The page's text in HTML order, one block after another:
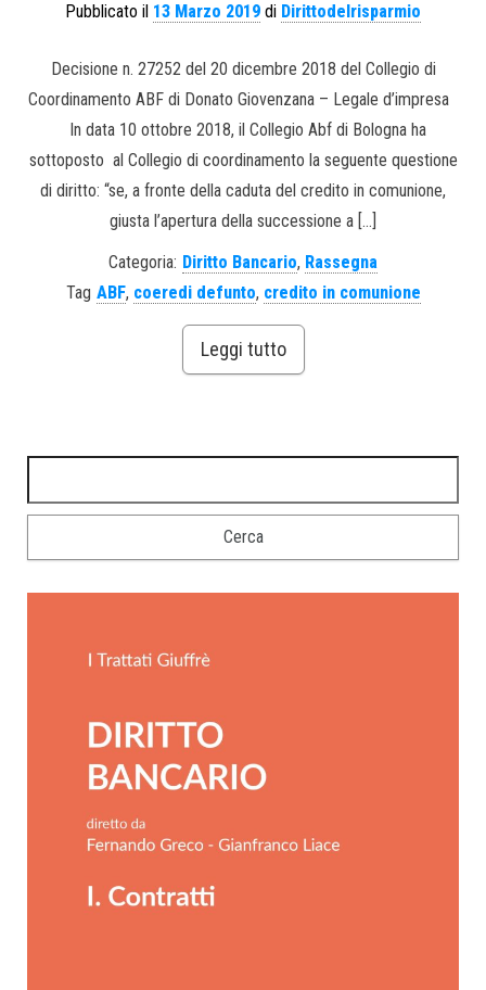
Pubblicato il 13 Marzo 2019 di Dirittodelrisparmio
Decisione n. 27252 del 20 dicembre 2018 del Collegio di
Coordinamento ABF di Donato Giovenzana – Legale d’impresa
In data 10 ottobre 2018, il Collegio Abf di Bologna ha
sottoposto al Collegio di coordinamento la seguente questione
di diritto: “se, a fronte della caduta del credito in comunione,
giusta l’apertura della successione a […]
Categoria: Diritto Bancario, Rassegna
Tag ABF, coeredi defunto, credito in comunione
Leggi tutto